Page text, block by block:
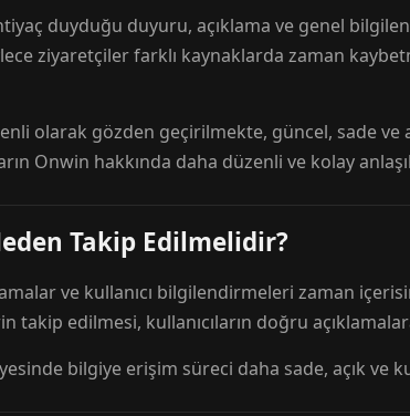
duyduğu duyuru, açıklama ve genel
ziyaretçiler farklı kaynaklarda zaman
olarak gözden geçirilmekte, güncel, sade ve
Onwin hakkında daha düzenli ve kolay
Takip Edilmelidir?
ve kullanıcı bilgilendirmeleri zaman
takip edilmesi, kullanıcıların doğru
bilgiye erişim süreci daha sade, açık ve